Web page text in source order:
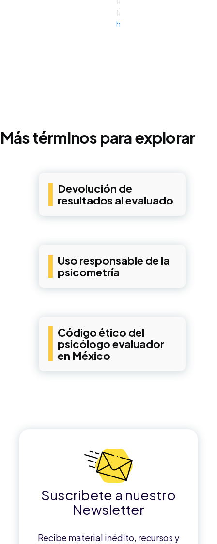
158.
https://doi.org/10.1177/
Más términos para explorar
Devolución de
resultados al evaluado
Uso responsable de la
psicometría
Código ético del
psicólogo evaluador
en México
Suscribete a nuestro
Newsletter
Recibe material inédito, recursos y